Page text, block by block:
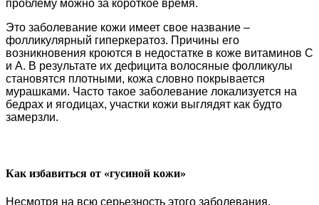
проблему можно за короткое время.
Это заболевание кожи имеет свое название –
фолликулярный гиперкератоз. Причины его
возникновения кроются в недостатке в коже витаминов С
и А. В результате их дефицита волосяные фолликулы
становятся плотными, кожа словно покрывается
мурашками. Часто такое заболевание локализуется на
бедрах и ягодицах, участки кожи выглядят как будто
замерзли.
Как избавиться от «гусиной кожи»
Несмотря на всю серьезность этого заболевания,